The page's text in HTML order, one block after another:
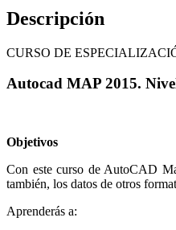
Descripción
CURSO DE
Autocad MAP 2015.
Objetivos
Con este curso de AutoCAD
también, los datos de otros
Aprenderás a: